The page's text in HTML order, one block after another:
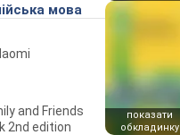
мова
and Friends
2nd edition
показати
обкладинку